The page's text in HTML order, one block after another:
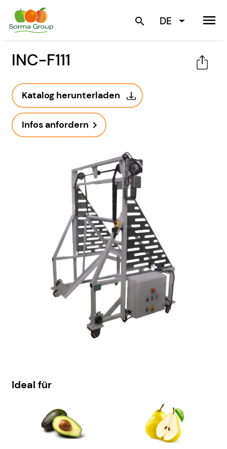
search DE menu
INC-F111
Katalog herunterladen
Infos anfordern navigate_next
Ideal für